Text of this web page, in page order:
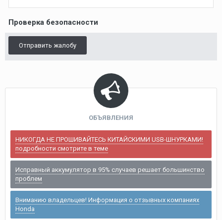
Проверка безопасности
Отправить жалобу
ОБЪЯВЛЕНИЯ
НИКОГДА НЕ ПРОШИВАЙТЕСЬ КИТАЙСКИМИ USB-ШНУРКАМИ!
подробности смотрите в теме
Исправный аккумулятор в 95% случаев решает большинство
проблем
Вниманию владельцев! Информация о отзывных компаниях
Honda